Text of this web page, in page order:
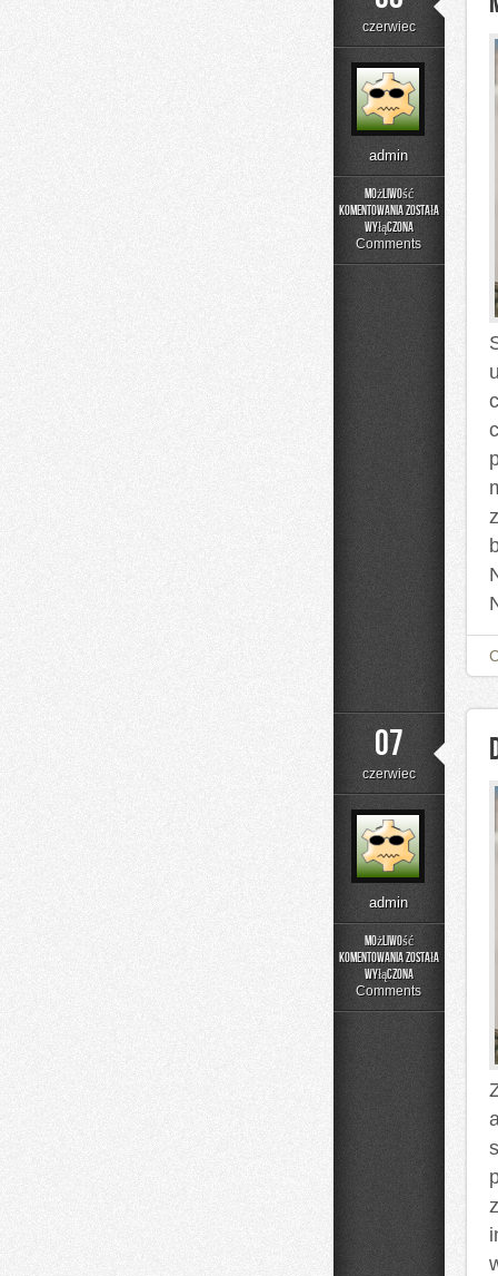
czerwiec
admin
Możliwość
komentowania
Catering
została
wyłączona
Comments
07
czerwiec
admin
Możliwość
komentowania
Domowe
została
wyłączona
Comments